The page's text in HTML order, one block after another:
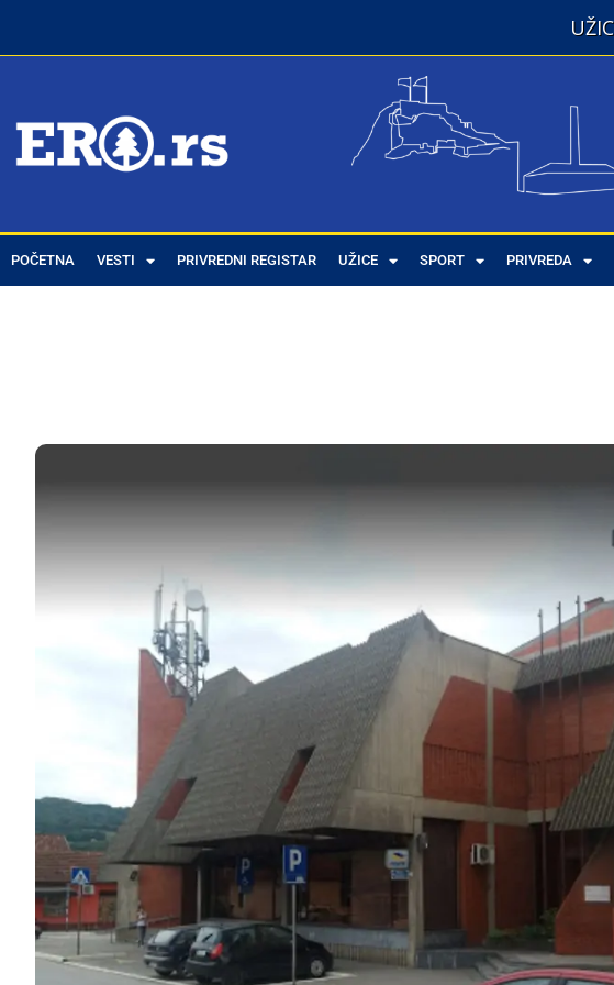
POČETNA VESTI PRIVREDNI REGISTAR UŽICE SPORT PRIVREDA